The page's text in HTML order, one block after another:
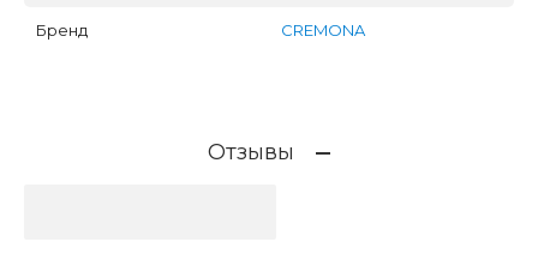
Бренд CREMONA
Отзывы